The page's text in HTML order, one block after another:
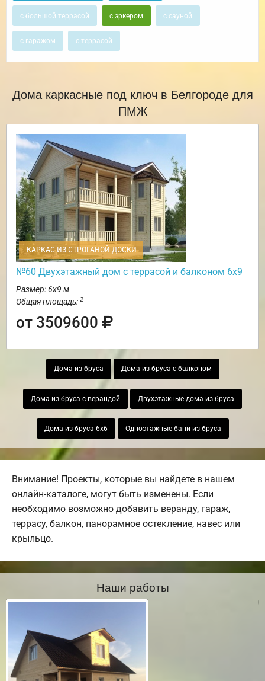
с большой террасой с эркером с сауной
с гаражом с террасой
Дома каркасные под ключ в Белгороде для
ПМЖ
КАРКАС ИЗ СТРОГАНОЙ ДОСКИ
№60 Двухэтажный дом с террасой и балконом 6х9
Размер: 6х9 м
Общая площадь: 2
от 3509600
Дома из бруса Дома из бруса с балконом
Дома из бруса с верандой Двухэтажные дома из бруса
Дома из бруса 6х6 Одноэтажные бани из бруса
Внимание! Проекты, которые вы найдете в нашем
онлайн-каталоге, могут быть изменены. Если
необходимо возможно добавить веранду, гараж,
террасу, балкон, панорамное остекление, навес или
крыльцо.
Наши работы